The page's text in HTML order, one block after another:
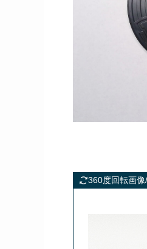
360度回転画